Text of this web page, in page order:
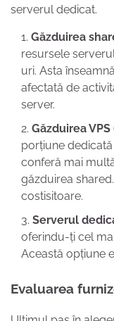
serverul dedicat.
Găzduirea
resursele
uri. Asta
afectată de
server.
Găzduirea VPS
porțiune
conferă mai
găzduirea
costisitoare.
Serverul
oferindu-ți cel
Această opțiune
Evaluarea